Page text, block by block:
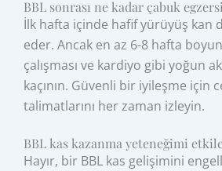
BBL sonrası ne kadar çabuk
İlk hafta içinde hafif yürüyüş kan
eder. Ancak en az 6-8 hafta
çalışması ve kardiyo gibi yoğun
kaçının. Güvenli bir iyileşme için
talimatlarını her zaman izleyin.
BBL kas kazanma yeteneğimi
Hayır, bir BBL kas gelişimini